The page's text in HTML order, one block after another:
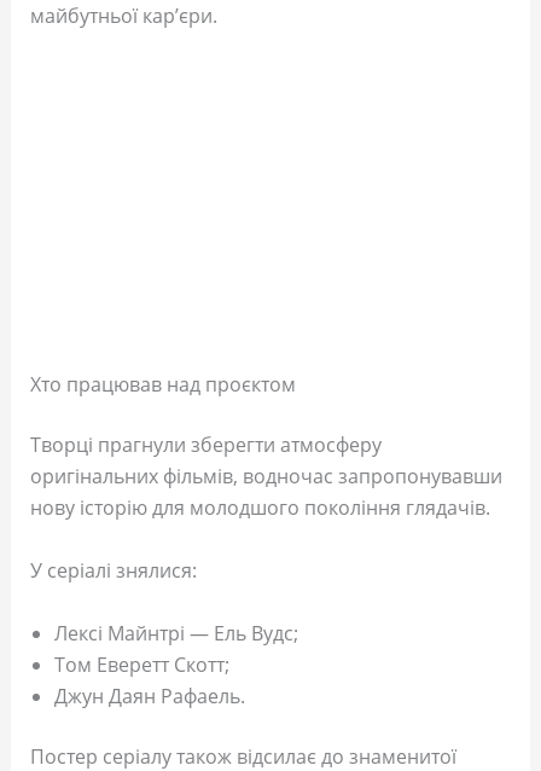
майбутньої кар’єри.
Хто працював над проєктом
Творці прагнули зберегти атмосферу
оригінальних фільмів, водночас запропонувавши
нову історію для молодшого покоління глядачів.
У серіалі знялися:
Лексі Майнтрі — Ель Вудс;
Том Еверетт Скотт;
Джун Даян Рафаель.
Постер серіалу також відсилає до знаменитої